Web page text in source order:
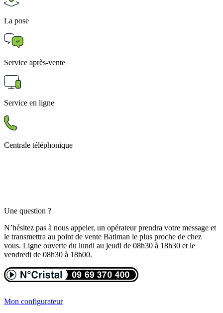
La pose
Service après-vente
Service en ligne
Centrale téléphonique
Une question ?
N’hésitez pas à nous appeler, un opérateur prendra votre message et
le transmettra au point de vente Batiman le plus proche de chez
vous. Ligne ouverte du lundi au jeudi de 08h30 à 18h30 et le
vendredi de 08h30 à 18h00.
Mon configurateur